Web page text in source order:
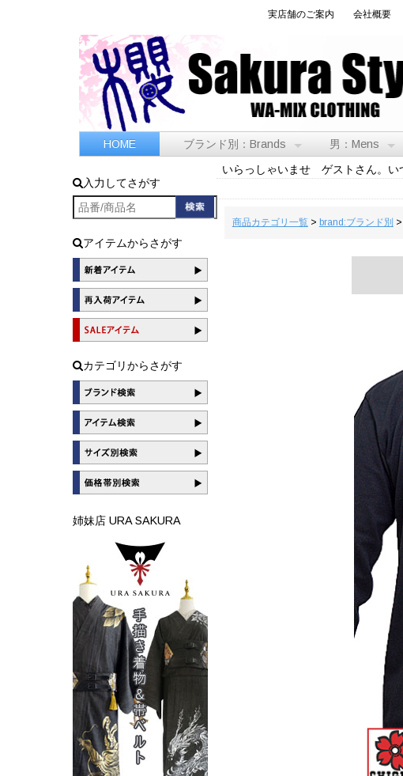
実店舗のご案内 会社概要
HOME ブランド別：Brands 男：Mens
入力してさがす
アイテムからさがす
カテゴリからさがす
姉妹店 URA SAKURA
いらっしゃいませ ゲストさん。い
商品カテゴリ一覧> brand:ブランド別 >